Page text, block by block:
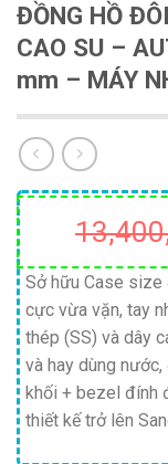
ĐỒNG HỒ
CAO SU –
mm – MÁY
Sở hữu Case
cực vừa vặn, tay
thép (SS) và dây
và hay dùng
khối + bezel đính
thiết kế trở lên